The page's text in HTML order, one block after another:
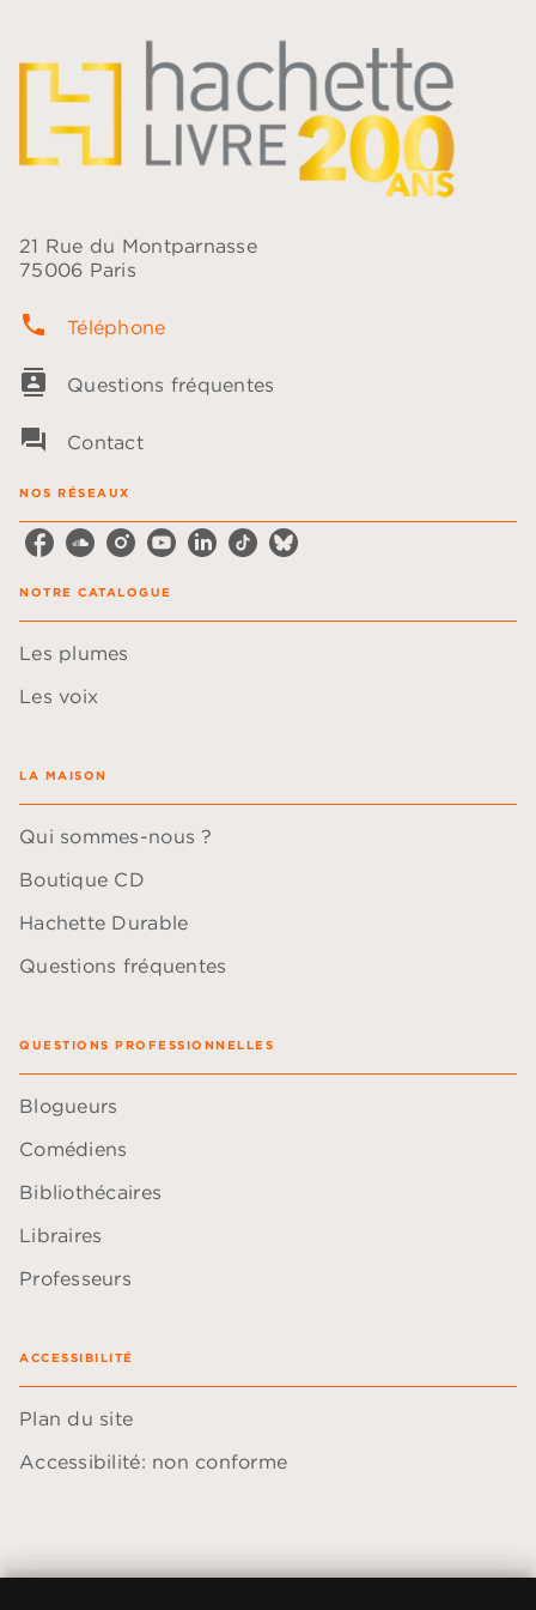
21 Rue du Montparnasse
75006 Paris
phone Téléphone
contacts Questions fréquentes
question_answer Contact
NOS RÉSEAUX
NOTRE CATALOGUE
Les plumes
Les voix
LA MAISON
Qui sommes-nous ?
Boutique CD
Hachette Durable
Questions fréquentes
QUESTIONS PROFESSIONNELLES
Blogueurs
Comédiens
Bibliothécaires
Libraires
Professeurs
ACCESSIBILITÉ
Plan du site
Accessibilité: non conforme
Données personnelles